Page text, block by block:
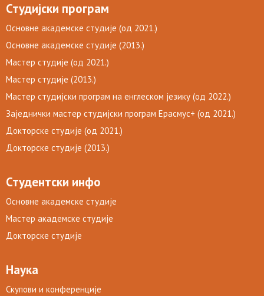
Студијски програм
Основне академске студије (од 2021.)
Основне академске студије (2013.)
Мастер студије (од 2021.)
Мастер студије (2013.)
Мастер студијски програм на енглеском језику (од 2022.)
Заједнички мастер студијски програм Ерасмус+ (од 2021.)
Докторске студије (од 2021.)
Докторске студије (2013.)
Студентски инфо
Основне академске студије
Мастер академске студије
Докторске студије
Наука
Скупови и конференције